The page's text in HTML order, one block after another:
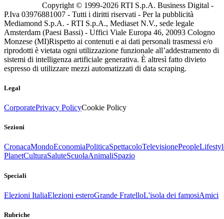
Copyright © 1999-2026 RTI S.p.A. Business Digital -
P.Iva 03976881007 - Tutti i diritti riservati - Per la pubblicità
Mediamond S.p.A. - RTI S.p.A., Mediaset N.V., sede legale
Amsterdam (Paesi Bassi) - Uffici Viale Europa 46, 20093 Cologno
Monzese (MI)Rispetto ai contenuti e ai dati personali trasmessi e/o
riprodotti è vietata ogni utilizzazione funzionale all’addestramento di
sistemi di intelligenza artificiale generativa. È altresì fatto divieto
espresso di utilizzare mezzi automatizzati di data scraping.
Legal
CorporatePrivacy PolicyCookie Policy
Sezioni
CronacaMondoEconomiaPoliticaSpettacoloTelevisionePeople
PlanetCulturaSaluteScuolaAnimaliSpazio
Speciali
Elezioni ItaliaElezioni esteroGrande FratelloL'isola dei famosiAmici
Rubriche